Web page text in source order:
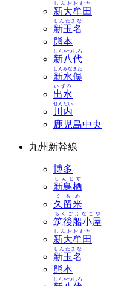
新大牟田
しんおおむた
新玉名
しんたまな
熊本
新八代
しんやつしろ
新水俣
しんみなまた
出水
いずみ
川内
せんだい
鹿児島中央
九州新幹線
博多
新鳥栖
しんとす
久留米
くるめ
筑後船小屋
ちくごふなごや
新大牟田
しんおおむた
新玉名
しんたまな
熊本
しんやつしろ